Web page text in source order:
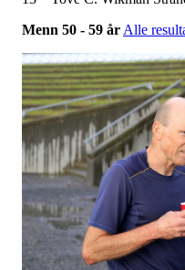
Menn 50 - 59 år Alle